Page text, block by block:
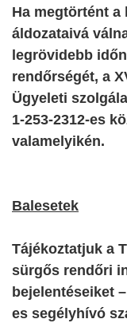
Ha megtörtént a
áldozataivá
legrövidebb
rendőrségét, a
Ügyeleti
1-253-2312-es
valamelyikén.
Balesetek
Tájékoztatjuk a
sürgős rendőri
bejelentéseiket
es segélyhívó